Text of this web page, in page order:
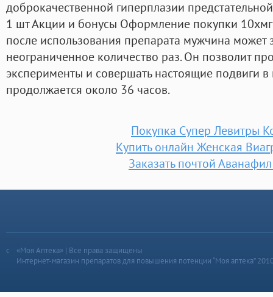
доброкачественной гиперплазии
1 шт Акции и бонусы Оформление покупки 10xмг
после использования препарата мужчина может
неограниченное количество раз. Он позволит
эксперименты и совершать настоящие подвиги в
продолжается около 36 часов.
Покупка Супер Левитры
Купить онлайн Женская
Заказать почтой
«Моя Аптека» | Все права защищены
Интернет-магазин препаратов для повышения потенции “Моя аптека”